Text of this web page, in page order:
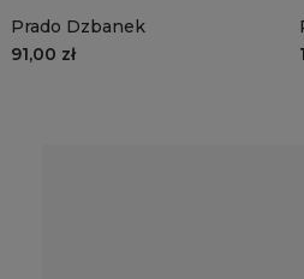
Prado Dzbanek
91,00 zł